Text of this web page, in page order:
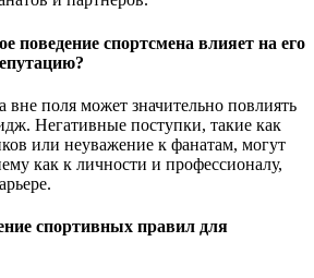
поведение спортсмена влияет на его
вне поля может значительно повлиять
Негативные поступки, такие как
или неуважение к фанатам, могут
как к личности и профессионалу,
спортивных правил для